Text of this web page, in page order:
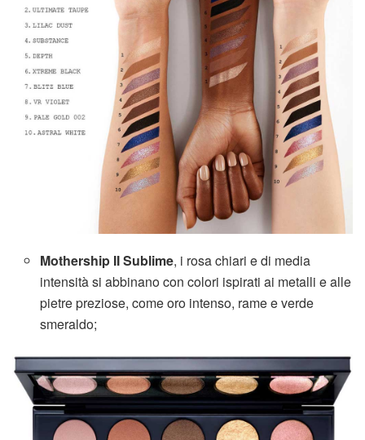
Mothership II Sublime, i rosa chiari e di media
intensità si abbinano con colori ispirati ai metalli e alle
pietre preziose, come oro intenso, rame e verde
smeraldo;